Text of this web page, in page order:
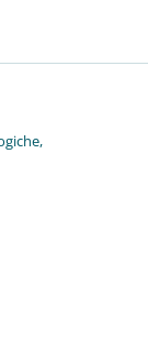
LINGUA: